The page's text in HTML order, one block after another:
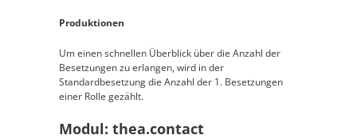
Produktionen
Um einen schnellen Überblick über die Anzahl der
Besetzungen zu erlangen, wird in der
Standardbesetzung die Anzahl der 1. Besetzungen
einer Rolle gezählt.
Modul: thea.contact